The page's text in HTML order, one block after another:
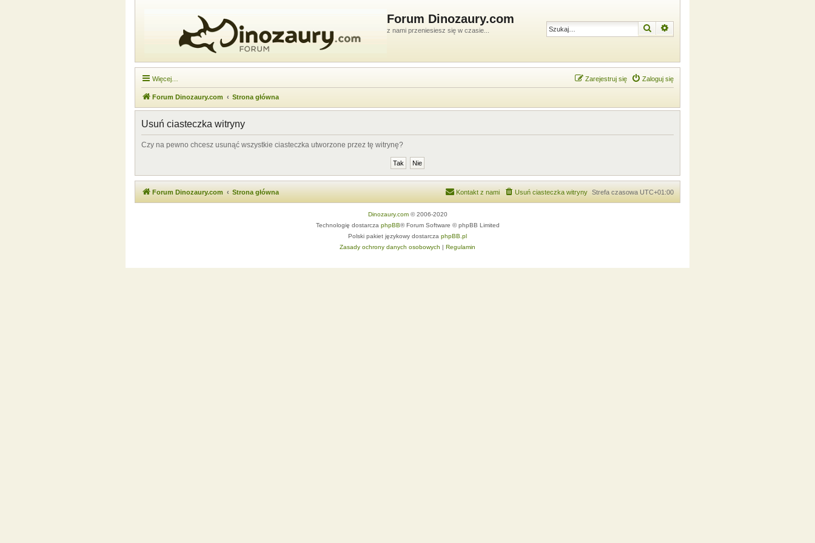
Forum Dinozaury.com
z nami przeniesiesz się w czasie... Szukaj
Więcej… Zaloguj się
Zarejestruj się
Forum Dinozaury.com Strona główna
Usuń ciasteczka witryny
Czy na pewno chcesz usunąć wszystkie ciasteczka utworzone przez tę witrynę?
Forum Dinozaury.com Strona główna Strefa czasowa UTC+01:00
Usuń ciasteczka witryny
Kontakt z nami
Dinozaury.com© 2006-2020
Technologię dostarcza phpBB® Forum Software © phpBB Limited
Polski pakiet językowy dostarcza phpBB.pl
Zasady ochrony danych osobowych | Regulamin